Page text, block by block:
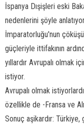
İspanya Dışişleri eski
nedenlerini şöyle
İmparatorluğu'nun
güçleriyle ittifakının
yıllardır Avrupalı olmak
istiyor.
Avrupalı olmak
özellikle de -Fransa ve
Sonuç aşikardır: